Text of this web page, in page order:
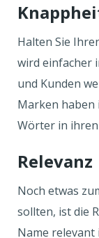
Halten Sie
wird einfacher
und Kunden
Marken haben
Wörter in ihren
Relevanz
Noch etwas
sollten, ist die
Name relevant